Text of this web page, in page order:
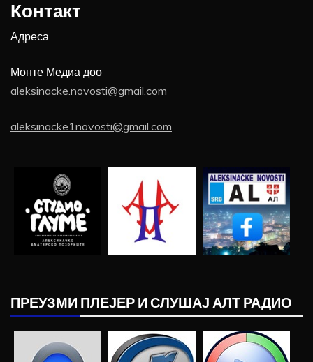
Контакт
Адреса
Монте Медиа доо
aleksinacke.novosti@gmail.com
aleksinacke1novosti@gmail.com
ПРЕУЗМИ ПЛЕЈЕР И СЛУШАЈ АЛТ РАДИО